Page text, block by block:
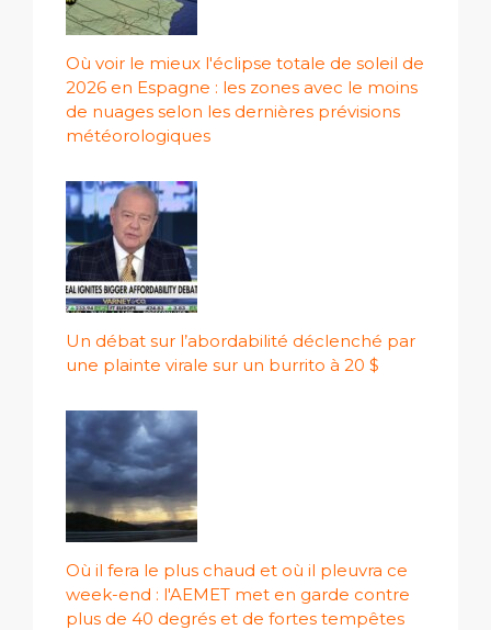
Où voir le mieux l'éclipse totale de soleil de
2026 en Espagne : les zones avec le moins
de nuages ​​selon les dernières prévisions
météorologiques
Un débat sur l’abordabilité déclenché par
une plainte virale sur un burrito à 20 $
Où il fera le plus chaud et où il pleuvra ce
week-end : l'AEMET met en garde contre
plus de 40 degrés et de fortes tempêtes